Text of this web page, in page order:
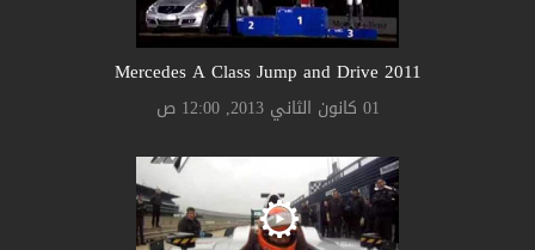
2011 Mercedes A Class Jump and Drive
01 كانون الثاني 2013, 12:00 ص